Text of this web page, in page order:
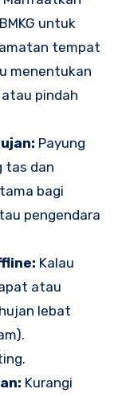
untuk
tempat
menentukan
pindah
Payung
tas dan
bagi
pengendara
Kalau
atau
lebat
Kurangi